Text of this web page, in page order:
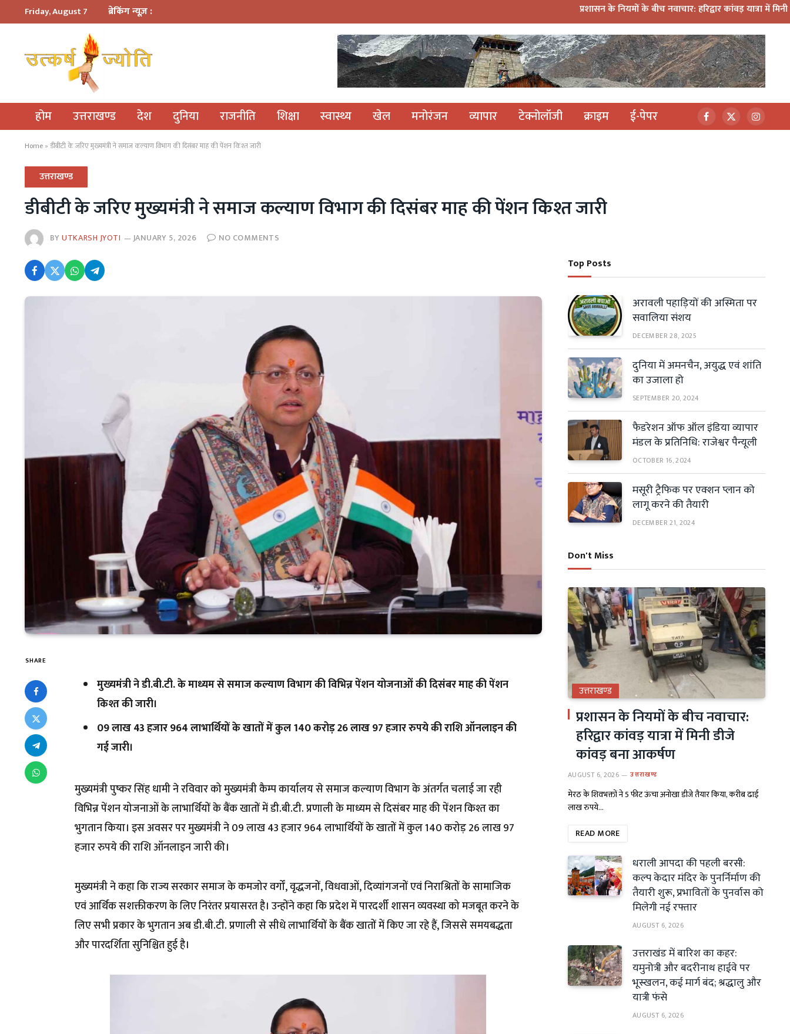
Friday, August 7 ब्रेकिंग न्यूज़ : प्रशासन के नियमों के बीच नवाचार: हरिद्वार कांवड़ यात्रा में मिनी डीजे कांवड़
होम उत्तराखण्ड देश दुनिया राजनीति शिक्षा स्वास्थ्य खेल मनोरंजन व्यापार टेक्नोलॉजी क्राइम ई-पेपर Facebook
X
(Twitter)
Home » डीबीटी के जरिए मुख्यमंत्री ने समाज कल्याण विभाग की दिसंबर माह की पेंशन किश्त जारी
उत्तराखण्ड
डीबीटी के जरिए मुख्यमंत्री ने समाज कल्याण विभाग की दिसंबर माह की पेंशन किश्त जारी
BYUTKARSH JYOTI JANUARY 5, 2026 NO COMMENTS
SHARE
मुख्यमंत्री ने डी.बी.टी. के माध्यम से समाज कल्याण विभाग की विभिन्न पेंशन योजनाओं की दिसंबर माह की पेंशन
किश्त की जारी।
09 लाख 43 हजार 964 लाभार्थियों के खातों में कुल 140 करोड़ 26 लाख 97 हजार रुपये की राशि ऑनलाइन की
गई जारी।
मुख्यमंत्री पुष्कर सिंह धामी ने रविवार को मुख्यमंत्री कैम्प कार्यालय से समाज कल्याण विभाग के अंतर्गत चलाई जा रही
विभिन्न पेंशन योजनाओं के लाभार्थियों के बैंक खातों में डी.बी.टी. प्रणाली के माध्यम से दिसंबर माह की पेंशन किश्त का
भुगतान किया। इस अवसर पर मुख्यमंत्री ने 09 लाख 43 हजार 964 लाभार्थियों के खातों में कुल 140 करोड़ 26 लाख 97
हजार रुपये की राशि ऑनलाइन जारी की।
मुख्यमंत्री ने कहा कि राज्य सरकार समाज के कमजोर वर्गों, वृद्धजनों, विधवाओं, दिव्यांगजनों एवं निराश्रितों के सामाजिक
एवं आर्थिक सशक्तीकरण के लिए निरंतर प्रयासरत है। उन्होंने कहा कि प्रदेश में पारदर्शी शासन व्यवस्था को मजबूत करने के
लिए सभी प्रकार के भुगतान अब डी.बी.टी. प्रणाली से सीधे लाभार्थियों के बैंक खातों में किए जा रहे हैं, जिससे समयबद्धता
और पारदर्शिता सुनिश्चित हुई है।
Top Posts
अरावली पहाड़ियों की अस्मिता पर
सवालिया संशय
DECEMBER 28, 2025
दुनिया में अमनचैन, अयुद्ध एवं शांति
का उजाला हो
SEPTEMBER 20, 2024
फैडरेशन ऑफ ऑल इंडिया व्यापार
मंडल के प्रतिनिधि: राजेश्वर पैन्यूली
OCTOBER 16, 2024
मसूरी ट्रैफिक पर एक्शन प्लान को
लागू करने की तैयारी
DECEMBER 21, 2024
Don't Miss
उत्तराखण्ड
प्रशासन के नियमों के बीच नवाचार:
हरिद्वार कांवड़ यात्रा में मिनी डीजे
कांवड़ बना आकर्षण
AUGUST 6, 2026 उत्तराखण्ड
मेरठ के शिवभक्तों ने 5 फीट ऊंचा अनोखा डीजे तैयार किया, करीब ढाई
लाख रुपये…
READ MORE
धराली आपदा की पहली बरसी:
कल्प केदार मंदिर के पुनर्निर्माण की
तैयारी शुरू, प्रभावितों के पुनर्वास को
मिलेगी नई रफ्तार
AUGUST 6, 2026
उत्तराखंड में बारिश का कहर:
यमुनोत्री और बदरीनाथ हाईवे पर
भूस्खलन, कई मार्ग बंद; श्रद्धालु और
यात्री फंसे
AUGUST 6, 2026